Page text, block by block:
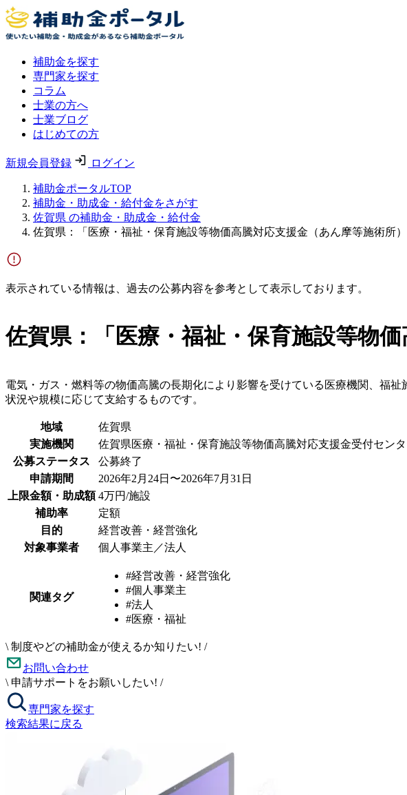
補助金を探す
専門家を探す
コラム
士業の方へ
士業ブログ
はじめての方
新規会員登録 ログイン
補助金ポータルTOP
補助金・助成金・給付金をさがす
佐賀県 の補助金・助成金・給付金
佐賀県：「医療・福祉・保育施設等物価高騰対応支援金（あん摩等施術所）
表示されている情報は、過去の公募内容を参考として表示しております。
佐賀県：「医療・福祉・保育施設等物
電気・ガス・燃料等の物価高騰の長期化により影響を受けている医療機関、福
状況や規模に応じて支給するものです。
地域
佐賀県
実施機関
佐賀県医療・福祉・保育施設等物価高騰対応支援金受付セン
公募ステータス
公募終了
申請期間
2026年2月24日〜2026年7月31日
上限金額・助成額 4万円/施設
補助率
定額
目的
経営改善・経営強化
対象事業者
個人事業主／法人
関連タグ
#経営改善・経営強化
#個人事業主
#法人
#医療・福祉
\ 制度やどの補助金が使えるか知りたい! /
お問い合わせ
\ 申請サポートをお願いしたい! /
専門家を探す
検索結果に戻る